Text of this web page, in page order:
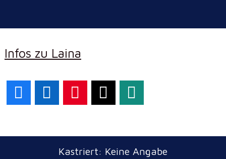
Infos zu Laina
Kastriert: Keine Angabe